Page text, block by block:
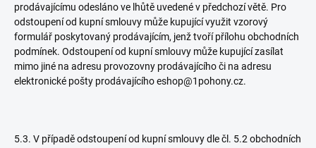
prodávajícímu odesláno ve lhůtě uvedené v předchozí větě. Pro
odstoupení od kupní smlouvy může kupující využit vzorový
formulář poskytovaný prodávajícím, jenž tvoří přílohu obchodních
podmínek. Odstoupení od kupní smlouvy může kupující zasílat
mimo jiné na adresu provozovny prodávajícího či na adresu
elektronické pošty prodávajícího eshop@1pohony.cz.
5.3. V případě odstoupení od kupní smlouvy dle čl. 5.2 obchodních